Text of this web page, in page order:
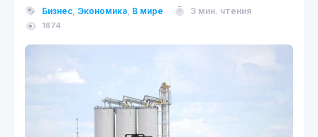
Бизнес, Экономика, В мире 3 мин. чтения
1874